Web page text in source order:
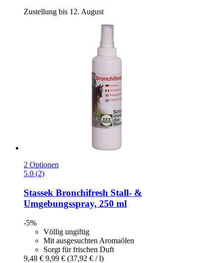
Zustellung bis 12. August
2 Optionen
5.0 (2)
Stassek Bronchifresh Stall-​ &
Umgebungsspray, 250 ml
-5%
Völlig ungiftig
Mit ausgesuchten Aromaölen
Sorgt für frischen Duft
9,48 € 9,99 € (37,92 € / l)